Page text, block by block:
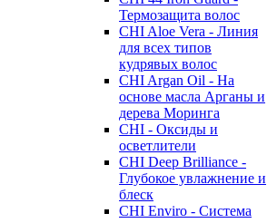
Термозащита волос
CHI Aloe Vera - Линия
для всех типов
кудрявых волос
CHI Argan Oil - На
основе масла Арганы и
дерева Моринга
CHI - Оксиды и
осветлители
CHI Deep Brilliance -
Глубокое увлажнение и
блеск
CHI Enviro - Система